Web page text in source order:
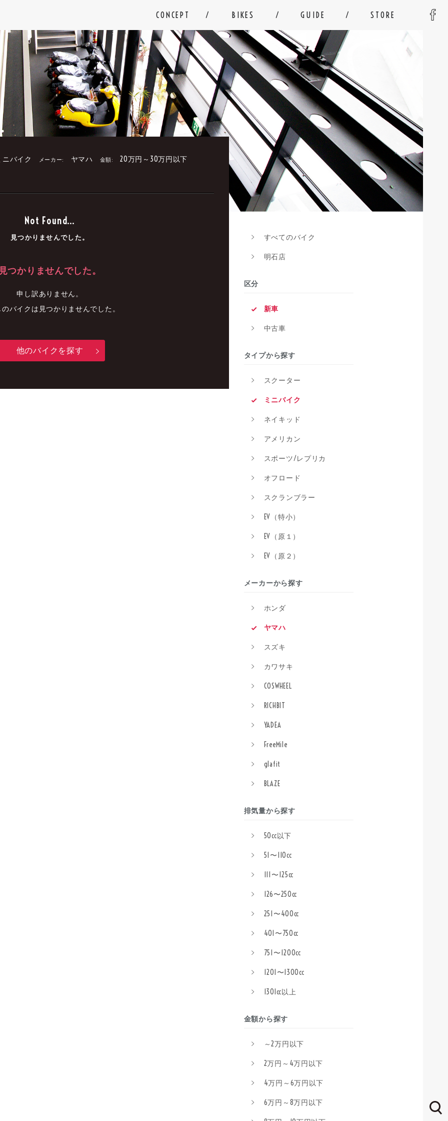
CONCEPT BIKES GUIDE STORE
ニバイク メーカー: ヤマハ 金額: 20万円～30万円以下
Not Found...
見つかりませんでした。
見つかりませんでした。
申し訳ありません。
バイクは見つかりませんでした。
他のバイクを探す
すべてのバイク
明石店
区分
新車
中古車
タイプから探す
スクーター
ミニバイク
ネイキッド
アメリカン
スポーツ/レプリカ
オフロード
スクランブラー
EV（特小）
EV（原１）
EV（原２）
メーカーから探す
ホンダ
ヤマハ
スズキ
カワサキ
COSWHEEL
RICHBIT
YADEA
FreeMile
glafit
BLAZE
排気量から探す
50cc以下
51〜110cc
111〜125cc
126〜250cc
251〜400cc
401〜750cc
751〜1200cc
1201〜1300cc
1301cc以上
金額から探す
～2万円以下
2万円～4万円以下
4万円～6万円以下
6万円～8万円以下
中古車